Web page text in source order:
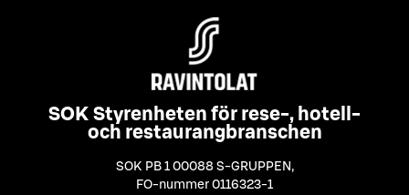
SOK Styrenheten för rese-, hotell-
och restaurangbranschen
SOK PB 1 00088 S-GRUPPEN ,
FO-nummer 0116323-1